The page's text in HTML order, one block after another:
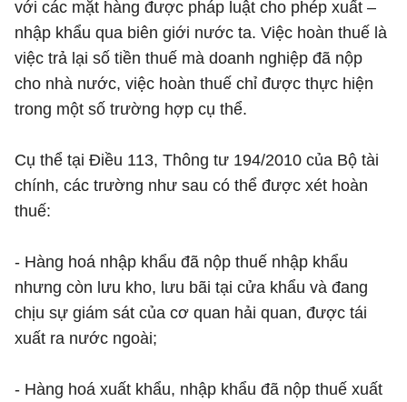
với các mặt hàng được pháp luật cho phép xuất –
nhập khẩu qua biên giới nước ta. Việc hoàn thuế là
việc trả lại số tiền thuế mà doanh nghiệp đã nộp
cho nhà nước, việc hoàn thuế chỉ được thực hiện
trong một số trường hợp cụ thể.
Cụ thể tại Điều 113, Thông tư 194/2010 của Bộ tài
chính, các trường như sau có thể được xét hoàn
thuế:
- Hàng hoá nhập khẩu đã nộp thuế nhập khẩu
nhưng còn lưu kho, lưu bãi tại cửa khẩu và đang
chịu sự giám sát của cơ quan hải quan, được tái
xuất ra nước ngoài;
- Hàng hoá xuất khẩu, nhập khẩu đã nộp thuế xuất